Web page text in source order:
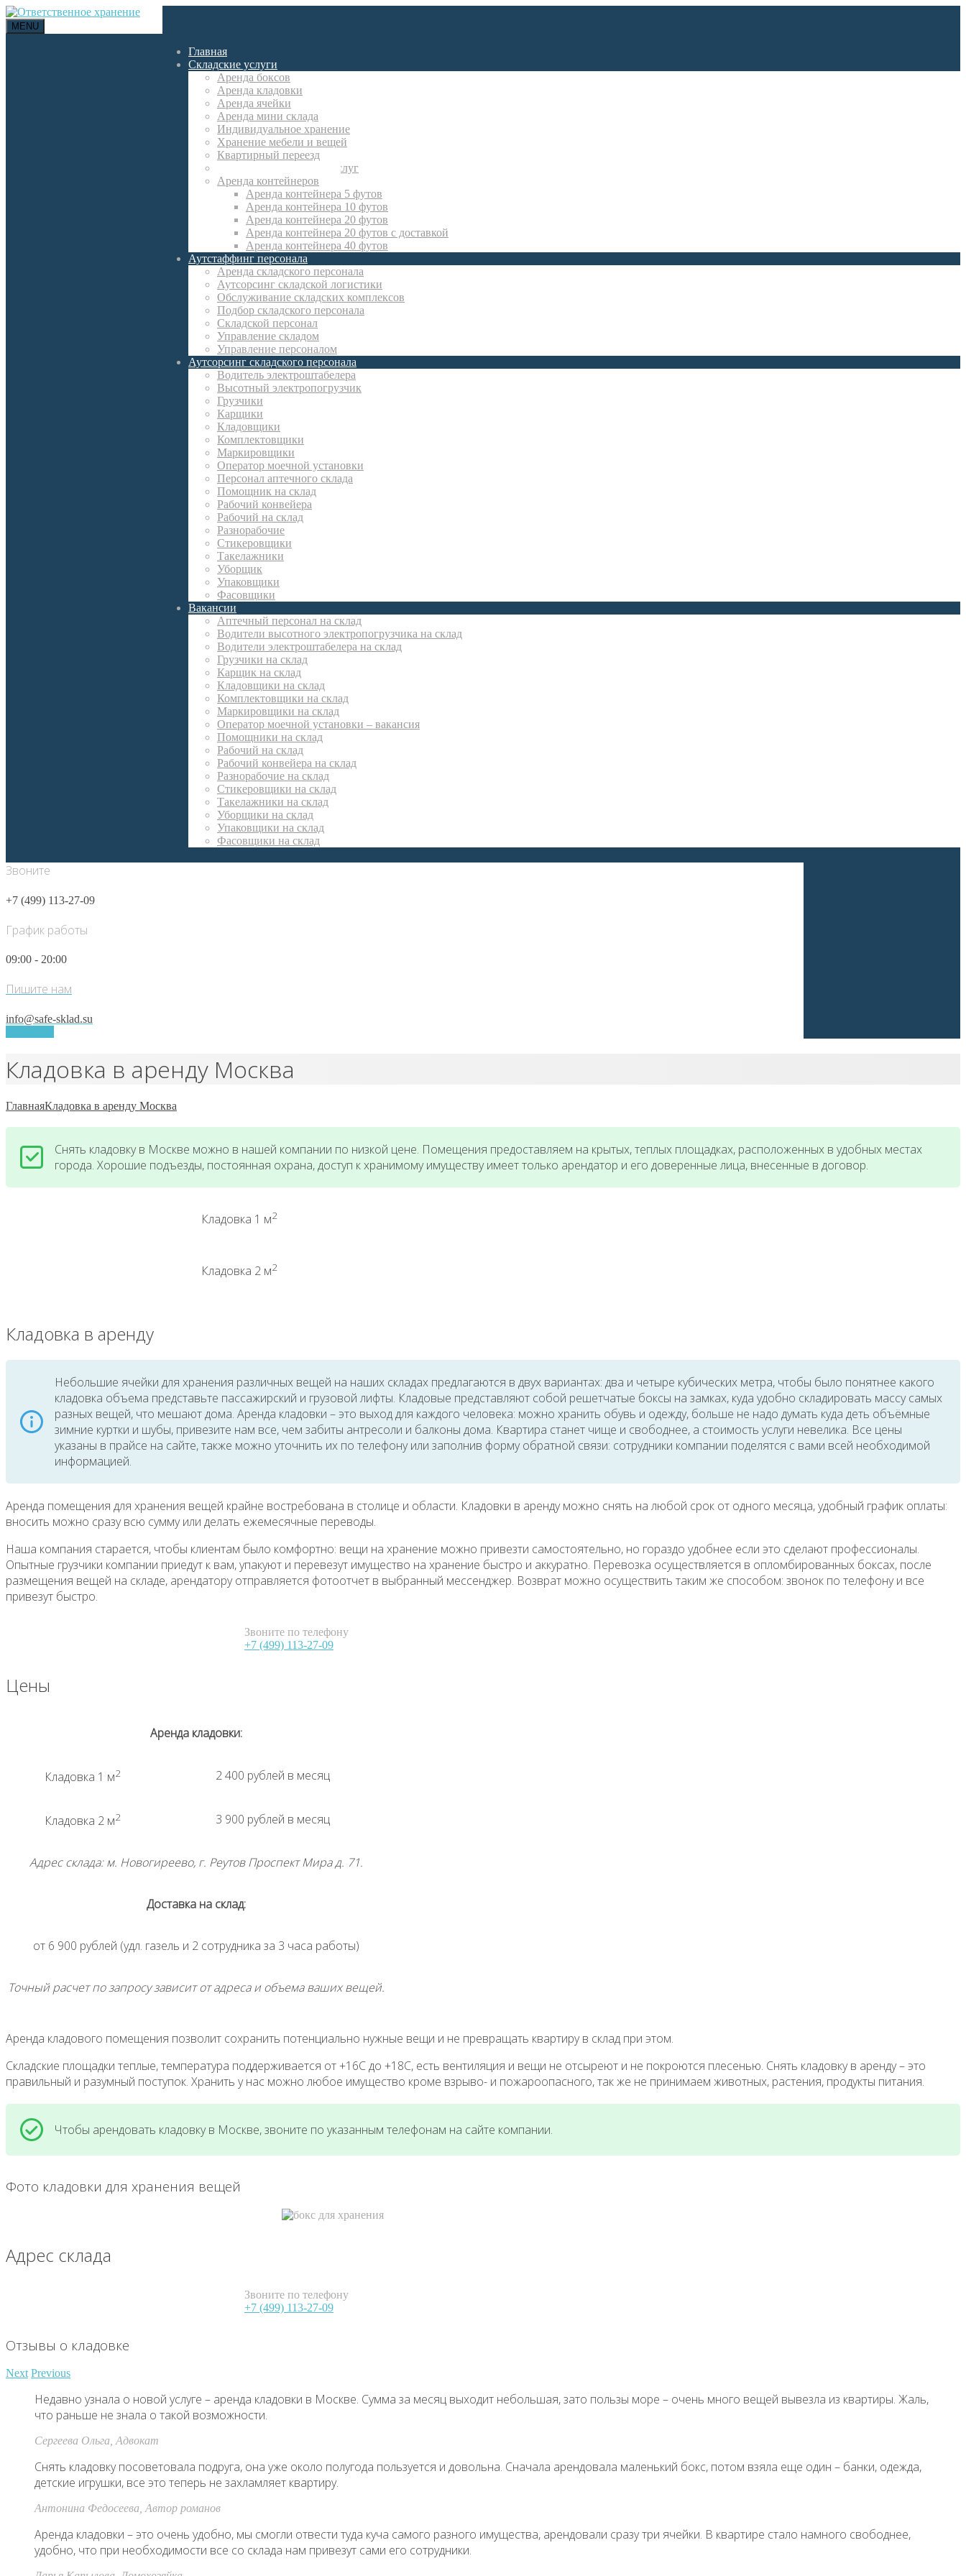
MENU
Главная
Складские услуги
Аренда боксов
Аренда кладовки
Аренда ячейки
Аренда мини склада
Индивидуальное хранение
Хранение мебели и вещей
Квартирный переезд
Аутсорсинг складских услуг
Аренда контейнеров
Аренда контейнера 5 футов
Аренда контейнера 10 футов
Аренда контейнера 20 футов
Аренда контейнера 20 футов с доставкой
Аренда контейнера 40 футов
Аутстаффинг персонала
Аренда складского персонала
Аутсорсинг складской логистики
Обслуживание складских комплексов
Подбор складского персонала
Складской персонал
Управление складом
Управление персоналом
Аутсорсинг складского персонала
Водитель электроштабелера
Высотный электропогрузчик
Грузчики
Карщики
Кладовщики
Комплектовщики
Маркировщики
Оператор моечной установки
Персонал аптечного склада
Помощник на склад
Рабочий конвейера
Рабочий на склад
Разнорабочие
Стикеровщики
Такелажники
Уборщик
Упаковщики
Фасовщики
Вакансии
Аптечный персонал на склад
Водители высотного электропогрузчика на склад
Водители электроштабелера на склад
Грузчики на склад
Карщик на склад
Кладовщики на склад
Комплектовщики на склад
Маркировщики на склад
Оператор моечной установки – вакансия
Помощники на склад
Рабочий на склад
Рабочий конвейера на склад
Разнорабочие на склад
Стикеровщики на склад
Такелажники на склад
Уборщики на склад
Упаковщики на склад
Фасовщики на склад
Звоните
+7 (499) 113-27-09
График работы
09:00 - 20:00
Пишите нам
info@safe-sklad.su
Кладовка в аренду Москва
ГлавнаяКладовка в аренду Москва
Снять кладовку в Москве можно в нашей компании по низкой цене. Помещения предоставляем на крытых, теплых площадках, расположенных в удобных местах
города. Хорошие подъезды, постоянная охрана, доступ к хранимому имуществу имеет только арендатор и его доверенные лица, внесенные в договор.
Кладовка 1 м2
Кладовка 2 м2
Кладовка в аренду
Небольшие ячейки для хранения различных вещей на наших складах предлагаются в двух вариантах: два и четыре кубических метра, чтобы было понятнее какого
кладовка объема представьте пассажирский и грузовой лифты. Кладовые представляют собой решетчатые боксы на замках, куда удобно складировать массу самых
разных вещей, что мешают дома. Аренда кладовки – это выход для каждого человека: можно хранить обувь и одежду, больше не надо думать куда деть объёмные
зимние куртки и шубы, привезите нам все, чем забиты антресоли и балконы дома. Квартира станет чище и свободнее, а стоимость услуги невелика. Все цены
указаны в прайсе на сайте, также можно уточнить их по телефону или заполнив форму обратной связи: сотрудники компании поделятся с вами всей необходимой
информацией.
Аренда помещения для хранения вещей крайне востребована в столице и области. Кладовки в аренду можно снять на любой срок от одного месяца, удобный график оплаты:
вносить можно сразу всю сумму или делать ежемесячные переводы.
Наша компания старается, чтобы клиентам было комфортно: вещи на хранение можно привезти самостоятельно, но гораздо удобнее если это сделают профессионалы.
Опытные грузчики компании приедут к вам, упакуют и перевезут имущество на хранение быстро и аккуратно. Перевозка осуществляется в опломбированных боксах, после
размещения вещей на складе, арендатору отправляется фотоотчет в выбранный мессенджер. Возврат можно осуществить таким же способом: звонок по телефону и все
привезут быстро.
Звоните по телефону
+7 (499) 113-27-09
Цены
Аренда кладовки:
Кладовка 1 м2 2 400 рублей в месяц
Кладовка 2 м2 3 900 рублей в месяц
Адрес склада: м. Новогиреево, г. Реутов Проспект Мира д. 71.
Доставка на склад:
от 6 900 рублей (удл. газель и 2 сотрудника за 3 часа работы)
Точный расчет по запросу зависит от адреса и объема ваших вещей.
Аренда кладового помещения позволит сохранить потенциально нужные вещи и не превращать квартиру в склад при этом.
Складские площадки теплые, температура поддерживается от +16С до +18С, есть вентиляция и вещи не отсыреют и не покроются плесенью. Снять кладовку в аренду – это
правильный и разумный поступок. Хранить у нас можно любое имущество кроме взрыво- и пожароопасного, так же не принимаем животных, растения, продукты питания.
Чтобы арендовать кладовку в Москве, звоните по указанным телефонам на сайте компании.
Фото кладовки для хранения вещей
Адрес склада
Звоните по телефону
+7 (499) 113-27-09
Отзывы о кладовке
Next Previous
Недавно узнала о новой услуге – аренда кладовки в Москве. Сумма за месяц выходит небольшая, зато пользы море – очень много вещей вывезла из квартиры. Жаль,
что раньше не знала о такой возможности.
Сергеева Ольга, Адвокат
Снять кладовку посоветовала подруга, она уже около полугода пользуется и довольна. Сначала арендовала маленький бокс, потом взяла еще один – банки, одежда,
детские игрушки, все это теперь не захламляет квартиру.
Антонина Федосеева, Автор романов
Аренда кладовки – это очень удобно, мы смогли отвести туда куча самого разного имущества, арендовали сразу три ячейки. В квартире стало намного свободнее,
удобно, что при необходимости все со склада нам привезут сами его сотрудники.